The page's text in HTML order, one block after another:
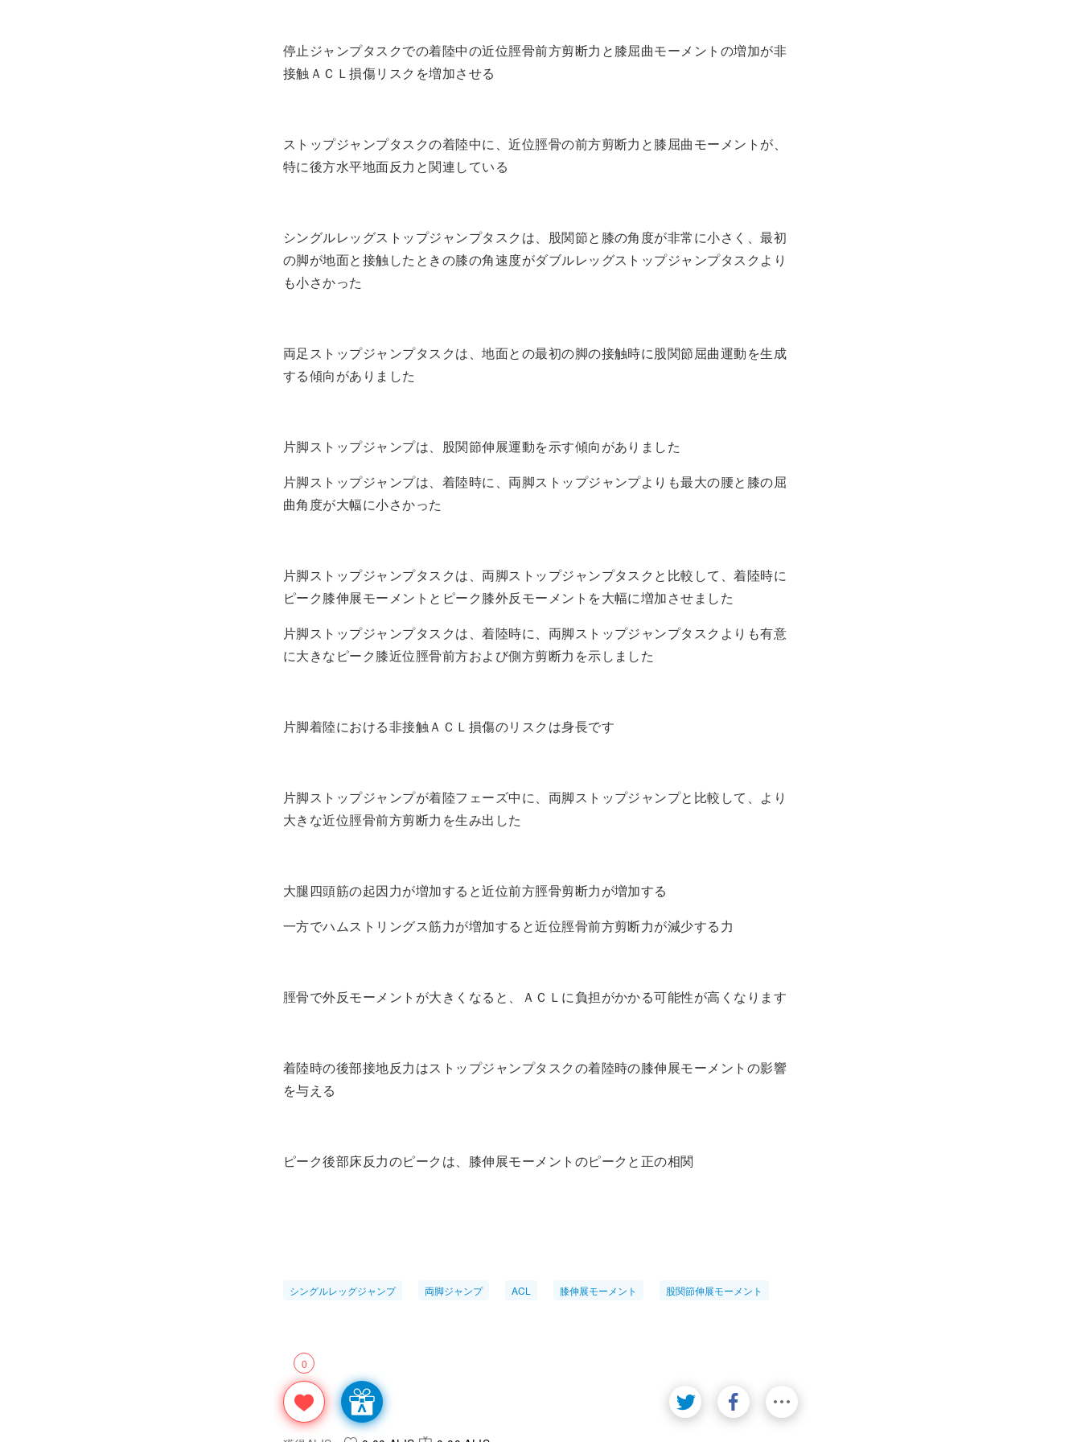
停止ジャンプタスクでの着陸中の近位脛骨前方剪断力と膝屈曲モーメントの増加が非
接触ＡＣＬ損傷リスクを増加させる
ストップジャンプタスクの着陸中に、近位脛骨の前方剪断力と膝屈曲モーメントが、
特に後方水平地面反力と関連している
シングルレッグストップジャンプタスクは、股関節と膝の角度が非常に小さく、最初
の脚が地面と接触したときの膝の角速度がダブルレッグストップジャンプタスクより
も小さかった
両足ストップジャンプタスクは、地面との最初の脚の接触時に股関節屈曲運動を生成
する傾向がありました
片脚ストップジャンプは、股関節伸展運動を示す傾向がありました
片脚ストップジャンプは、着陸時に、両脚ストップジャンプよりも最大の腰と膝の屈
曲角度が大幅に小さかった
片脚ストップジャンプタスクは、両脚ストップジャンプタスクと比較して、着陸時に
ピーク膝伸展モーメントとピーク膝外反モーメントを大幅に増加させました
片脚ストップジャンプタスクは、着陸時に、両脚ストップジャンプタスクよりも有意
に大きなピーク膝近位脛骨前方および側方剪断力を示しました
片脚着陸における非接触ＡＣＬ損傷のリスクは身長です
片脚ストップジャンプが着陸フェーズ中に、両脚ストップジャンプと比較して、より
大きな近位脛骨前方剪断力を生み出した
大腿四頭筋の起因力が増加すると近位前方脛骨剪断力が増加する
一方でハムストリングス筋力が増加すると近位脛骨前方剪断力が減少する力
脛骨で外反モーメントが大きくなると、ＡＣＬに負担がかかる可能性が高くなります
着陸時の後部接地反力はストップジャンプタスクの着陸時の膝伸展モーメントの影響
を与える
ピーク後部床反力のピークは、膝伸展モーメントのピークと正の相関
シングルレッグジャンプ 両脚ジャンプ ACL 膝伸展モーメント 股関節伸展モーメント
0